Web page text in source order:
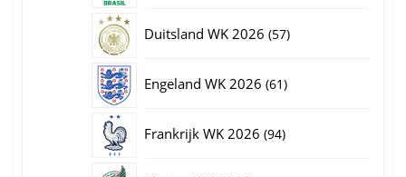
Duitsland WK 2026 5757
Engeland WK 2026 6161
Frankrijk WK 2026 9494